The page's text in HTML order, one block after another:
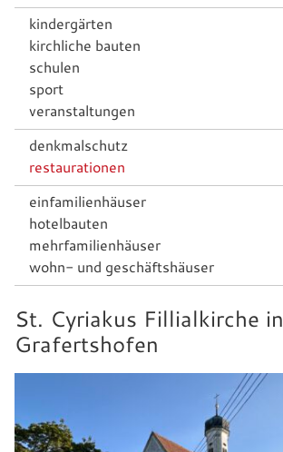
kindergärten
kirchliche bauten
schulen
sport
veranstaltungen
denkmalschutz
restaurationen
einfamilienhäuser
hotelbauten
mehrfamilienhäuser
wohn- und geschäftshäuser
St. Cyriakus Fillialkirche in
Grafertshofen